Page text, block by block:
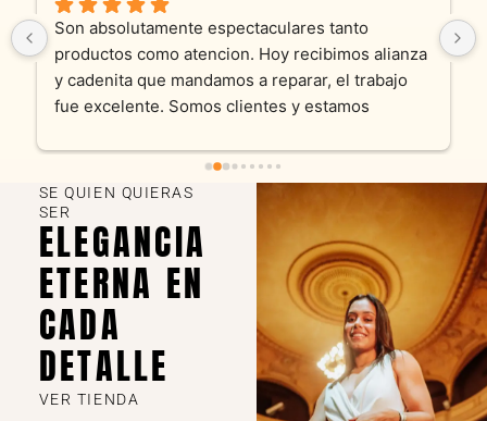
Son absolutamente espectaculares tanto
productos como atencion. Hoy recibimos alianza
y cadenita que mandamos a reparar, el trabajo
fue excelente. Somos clientes y estamos
SE QUIEN QUIERAS
SER
ELEGANCIA
ETERNA EN
CADA
DETALLE
VER TIENDA